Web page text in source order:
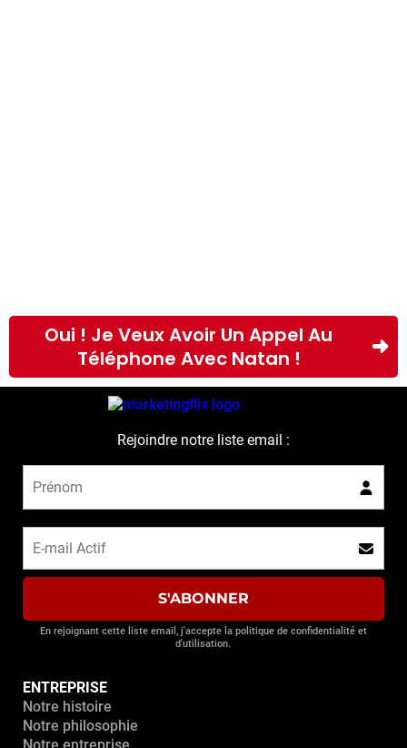
Oui ! Je Veux Avoir Un Appel Au
Téléphone Avec Natan !
Rejoindre notre liste email :
S'ABONNER
En rejoignant cette liste email, j'accepte la politique de confidentialité et
d'utilisation.
ENTREPRISE
Notre histoire
Notre philosophie